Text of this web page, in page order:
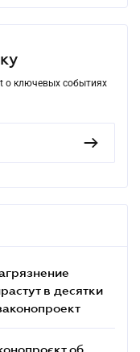
о ключевых событиях
в десятки
об